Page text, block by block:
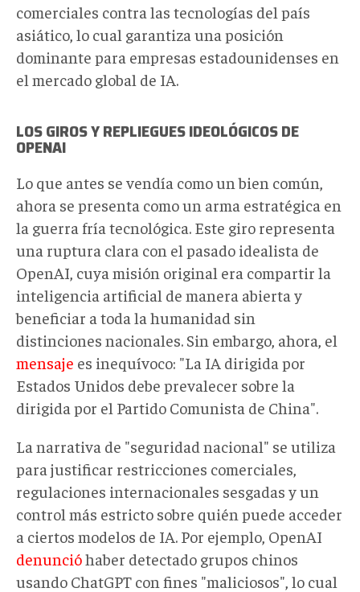
comerciales contra las tecnologías del país
asiático, lo cual garantiza una posición
dominante para empresas estadounidenses en
el mercado global de IA.
LOS GIROS Y REPLIEGUES IDEOLÓGICOS DE
OPENAI
Lo que antes se vendía como un bien común,
ahora se presenta como un arma estratégica en
la guerra fría tecnológica. Este giro representa
una ruptura clara con el pasado idealista de
OpenAI, cuya misión original era compartir la
inteligencia artificial de manera abierta y
beneficiar a toda la humanidad sin
distinciones nacionales. Sin embargo, ahora, el
mensaje es inequívoco: "La IA dirigida por
Estados Unidos debe prevalecer sobre la
dirigida por el Partido Comunista de China".
La narrativa de "seguridad nacional" se utiliza
para justificar restricciones comerciales,
regulaciones internacionales sesgadas y un
control más estricto sobre quién puede acceder
a ciertos modelos de IA. Por ejemplo, OpenAI
denuncióhaber detectado grupos chinos
usando ChatGPT con fines "maliciosos", lo cual